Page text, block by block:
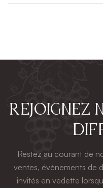
Rejoignez
Restez au courant de
ventes, événements de
invités en vedette